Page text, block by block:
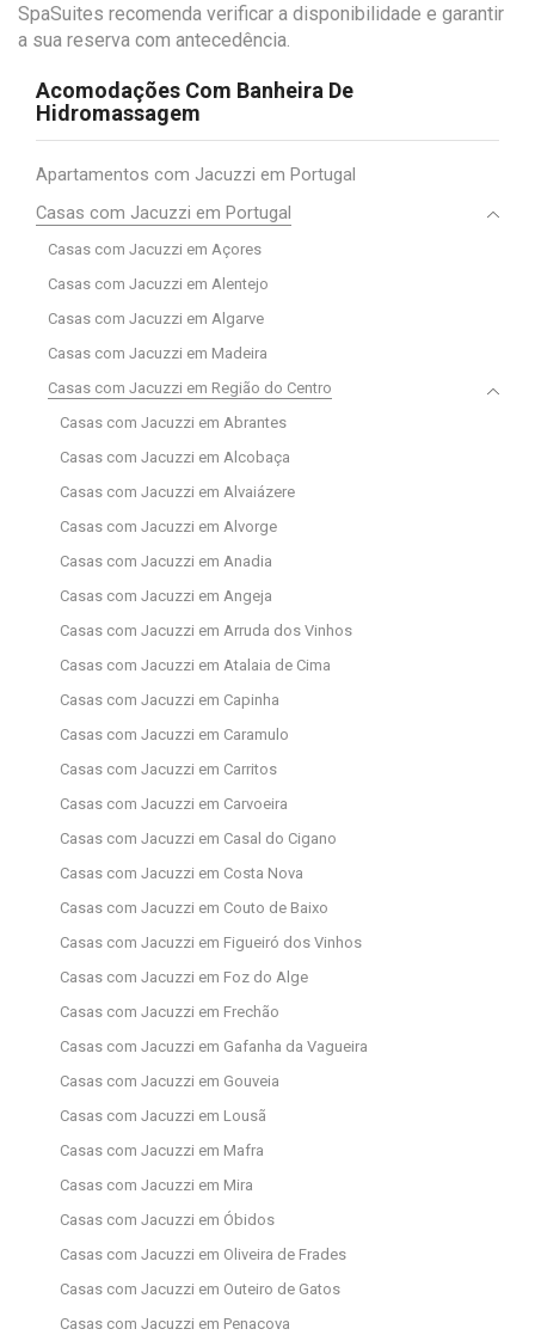
SpaSuites recomenda verificar a disponibilidade e garantir
a sua reserva com antecedência.
Acomodações Com Banheira De
Hidromassagem
Apartamentos com Jacuzzi em Portugal
Casas com Jacuzzi em Portugal
Casas com Jacuzzi em Açores
Casas com Jacuzzi em Alentejo
Casas com Jacuzzi em Algarve
Casas com Jacuzzi em Madeira
Casas com Jacuzzi em Região do Centro
Casas com Jacuzzi em Abrantes
Casas com Jacuzzi em Alcobaça
Casas com Jacuzzi em Alvaiázere
Casas com Jacuzzi em Alvorge
Casas com Jacuzzi em Anadia
Casas com Jacuzzi em Angeja
Casas com Jacuzzi em Arruda dos Vinhos
Casas com Jacuzzi em Atalaia de Cima
Casas com Jacuzzi em Capinha
Casas com Jacuzzi em Caramulo
Casas com Jacuzzi em Carritos
Casas com Jacuzzi em Carvoeira
Casas com Jacuzzi em Casal do Cigano
Casas com Jacuzzi em Costa Nova
Casas com Jacuzzi em Couto de Baixo
Casas com Jacuzzi em Figueiró dos Vinhos
Casas com Jacuzzi em Foz do Alge
Casas com Jacuzzi em Frechão
Casas com Jacuzzi em Gafanha da Vagueira
Casas com Jacuzzi em Gouveia
Casas com Jacuzzi em Lousã
Casas com Jacuzzi em Mafra
Casas com Jacuzzi em Mira
Casas com Jacuzzi em Óbidos
Casas com Jacuzzi em Oliveira de Frades
Casas com Jacuzzi em Outeiro de Gatos
Casas com Jacuzzi em Penacova